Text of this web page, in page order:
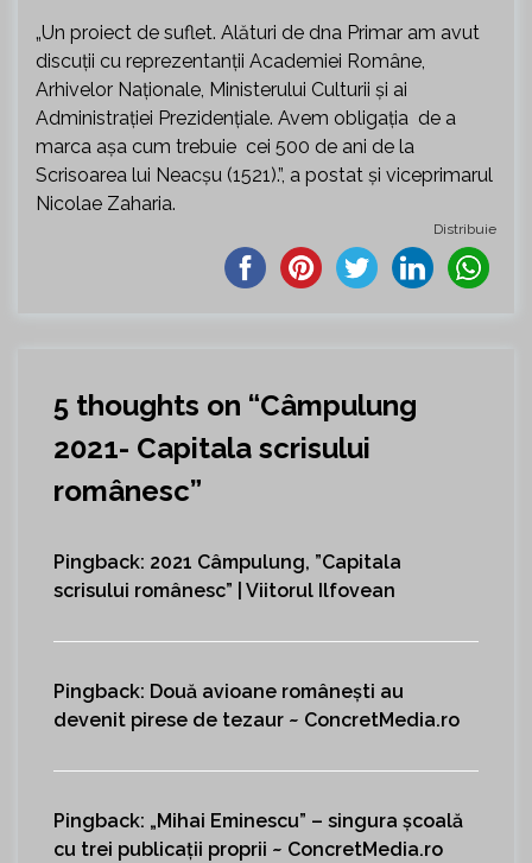
„Un proiect de suflet. Alături de dna Primar am avut
discuții cu reprezentanții Academiei Române,
Arhivelor Naționale, Ministerului Culturii și ai
Administrației Prezidențiale. Avem obligația de a
marca așa cum trebuie cei 500 de ani de la
Scrisoarea lui Neacșu (1521).”, a postat și viceprimarul
Nicolae Zaharia.
Distribuie
5 thoughts on “Câmpulung
2021- Capitala scrisului
românesc”
Pingback: 2021 Câmpulung, ”Capitala
scrisului românesc” | Viitorul Ilfovean
Pingback: Două avioane românești au
devenit pirese de tezaur ~ ConcretMedia.ro
Pingback: „Mihai Eminescu” – singura școală
cu trei publicații proprii ~ ConcretMedia.ro